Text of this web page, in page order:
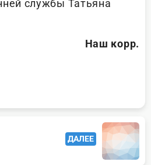
службы Татьяна
Наш корр.
ДАЛЕЕ